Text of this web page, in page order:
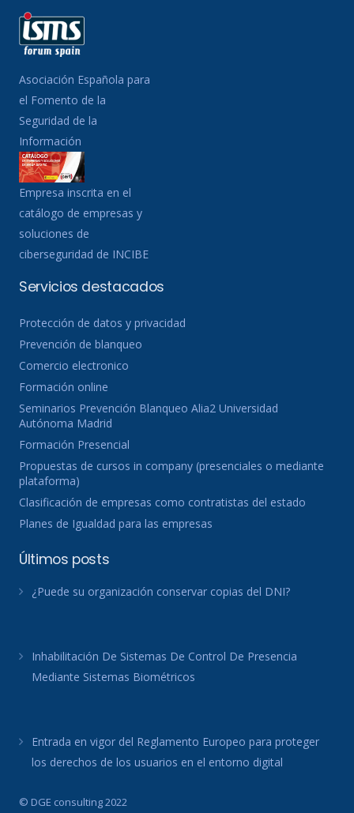
Asociación Española para
el Fomento de la
Seguridad de la
Información
Empresa inscrita en el
catálogo de empresas y
soluciones de
ciberseguridad de INCIBE
Servicios destacados
Protección de datos y privacidad
Prevención de blanqueo
Comercio electronico
Formación online
Seminarios Prevención Blanqueo Alia2 Universidad
Autónoma Madrid
Formación Presencial
Propuestas de cursos in company (presenciales o mediante
plataforma)
Clasificación de empresas como contratistas del estado
Planes de Igualdad para las empresas
Últimos posts
¿Puede su organización conservar copias del DNI?
Inhabilitación De Sistemas De Control De Presencia
Mediante Sistemas Biométricos
Entrada en vigor del Reglamento Europeo para proteger
los derechos de los usuarios en el entorno digital
© DGE consulting 2022